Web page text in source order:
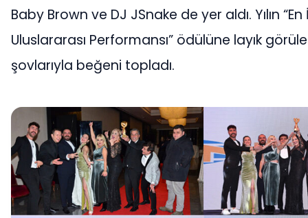
Baby Brown ve DJ JSnake de yer aldı. Yılın “En
Uluslararası Performansı” ödülüne layık
şovlarıyla beğeni topladı.